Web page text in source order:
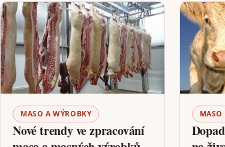
MASO A WÝROBKY
Nové trendy ve zpracování
MASO